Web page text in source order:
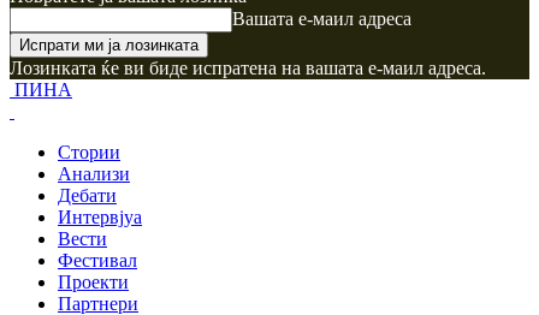
Вашата е-маил адреса
Лозинката ќе ви биде испратена на вашата е-маил адреса.
ПИНА
Стории
Анализи
Дебати
Интервјуа
Вести
Фестивал
Проекти
Партнери